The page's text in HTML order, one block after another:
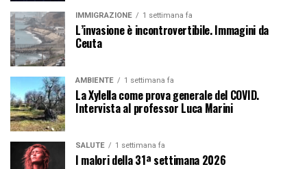
IMMIGRAZIONE 1 settimana fa
L’invasione è incontrovertibile. Immagini da
Ceuta
AMBIENTE 1 settimana fa
La Xylella come prova generale del COVID.
Intervista al professor Luca Marini
SALUTE 1 settimana fa
I malori della 31ª settimana 2026